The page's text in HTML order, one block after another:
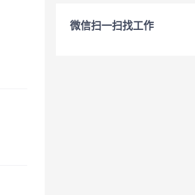
微信扫一扫找工作